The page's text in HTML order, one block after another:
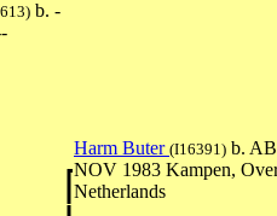
b. -
Harm Buter (I16391) b.
NOV 1983 Kampen,
Netherlands